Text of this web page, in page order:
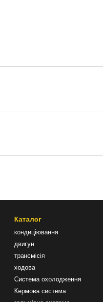
Каталог
кондиціювання
двигун
трансмісія
ходова
Система охолодження
Кермова система